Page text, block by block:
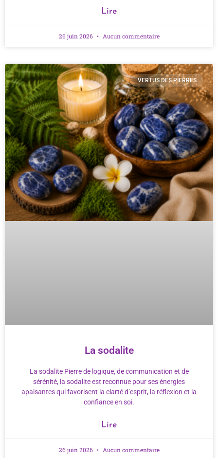
Lire
26 juin 2026 Aucun commentaire
VERTUS DES PIERRES
La sodalite
La sodalite Pierre de logique, de communication et de
sérénité, la sodalite est reconnue pour ses énergies
apaisantes qui favorisent la clarté d’esprit, la réflexion et la
confiance en soi.
Lire
26 juin 2026 Aucun commentaire